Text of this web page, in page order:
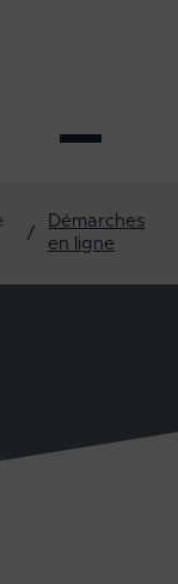
/
Démarches
en ligne